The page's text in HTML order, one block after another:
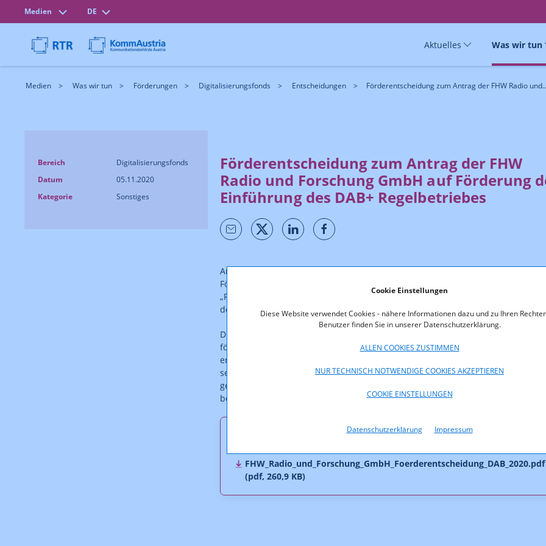
Cookie Einstellungen
Diese Website verwendet Cookies - nähere Informationen dazu und zu Ihren
Benutzer finden Sie in unserer Datenschutzerklärung.
ALLEN COOKIES ZUSTIMMEN
NUR TECHNISCH NOTWENDIGE COOKIES AKZEPTIEREN
COOKIE EINSTELLUNGEN
Datenschutzerklärung Impressum
Medien DE
Aktuelles Was wir tun
Medien Was wir tun Förderungen Digitalisierungsfonds Entscheidungen Förderentscheidung zum Antrag der FHW Radio
Bereich
Digitalisierungsfonds
Datum
05.11.2020
Kategorie
Sonstiges
Förderentscheidung zum Antrag der FHW
Radio und Forschung GmbH auf Förderung
Einführung des DAB+ Regelbetriebes
Am 15.07.2020 brachte die FHW Radio und Forschung GmbH einen Antrag auf
Förderung des Projektes „Einführung des DAB+ Regelbetriebes“ gemäß den
„Richtlinien über die Vergabe von Mitteln des Digitalisierungsfonds zur
der Einführung des DAB+ Regelbetriebes“ ein.
Die Förderungsnehmerin beantragte eine Förderung in der Höhe von 50% der
förderbaren Gesamtprojektkosten. Mit Rücksicht darauf, dass es sich um den
ersten Regelbetrieb im Bereich DAB+ handelt und dessen Erfolg maßgeblich
sein wird, ob und wann es zu weiteren Regelbetrieben kommen wird, war das
gegenständliche Projekt mit 50% – dem maximalen Anteil – zu fördern. Damit
beträgt die Fördersumme EUR 14.329,82.
FHW_Radio_und_Forschung_GmbH_Foerderentscheidung_DAB_2020.pdf
(pdf, 260,9 KB)